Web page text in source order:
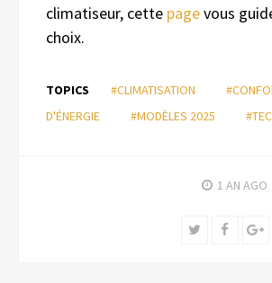
climatiseur, cette pagevous
choix.
TOPICS #CLIMATISATION
D'ÉNERGIE
#MODÈLES 2025
1 AN AGO
Twitter